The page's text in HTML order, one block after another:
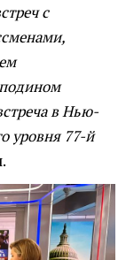
с
в Нью-
уровня 77-й